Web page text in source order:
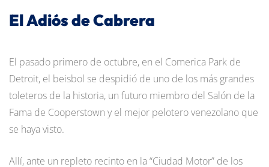
El Adiós de Cabrera
El pasado primero de octubre, en el Comerica Park de
Detroit, el beisbol se despidió de uno de los más grandes
toleteros de la historia, un futuro miembro del Salón de la
Fama de Cooperstown y el mejor pelotero venezolano que
se haya visto.
Allí, ante un repleto recinto en la “Ciudad Motor” de los